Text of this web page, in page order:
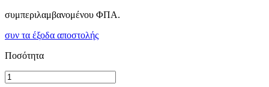
συμπεριλαμβανομένου ΦΠΑ.
συν τα έξοδα αποστολής
Ποσότητα